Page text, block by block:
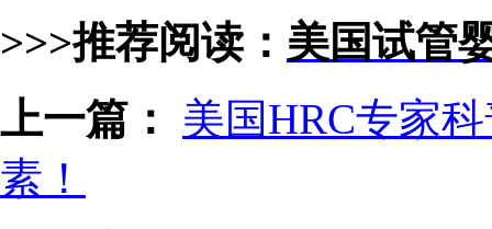
>>>推荐阅读： 美国试管
上一篇：
美国HRC专家
素！